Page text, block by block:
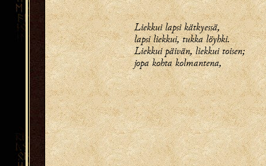
Liekkui lapsi kätkyessä,
lapsi liekkui, tukka löyhki.
Liekkui päivän, liekkui toisen;
jopa kohta kolmantena,